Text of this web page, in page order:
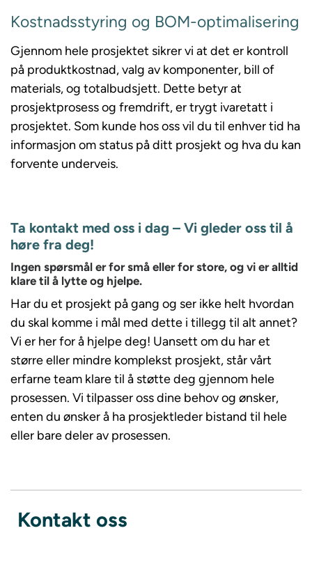
Kostnadsstyring og BOM-optimalisering
Gjennom hele prosjektet sikrer vi at det er kontroll
på produktkostnad, valg av komponenter, bill of
materials, og totalbudsjett. Dette betyr at
prosjektprosess og fremdrift, er trygt ivaretatt i
prosjektet. Som kunde hos oss vil du til enhver tid ha
informasjon om status på ditt prosjekt og hva du kan
forvente underveis.
Ta kontakt med oss i dag – Vi gleder oss til å
høre fra deg!
Ingen spørsmål er for små eller for store, og vi er alltid
klare til å lytte og hjelpe.
Har du et prosjekt på gang og ser ikke helt hvordan
du skal komme i mål med dette i tillegg til alt annet?
Vi er her for å hjelpe deg! Uansett om du har et
større eller mindre komplekst prosjekt, står vårt
erfarne team klare til å støtte deg gjennom hele
prosessen. Vi tilpasser oss dine behov og ønsker,
enten du ønsker å ha prosjektleder bistand til hele
eller bare deler av prosessen.
Kontakt oss